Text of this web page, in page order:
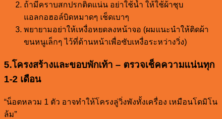
ถ้ามีคราบสกปรกติดแน่น อย่าใช้น้ำ ให้ใช้ผ้าชุบ
แอลกอฮอล์บิดหมาดๆ เช็ดเบาๆ
พยายามอย่าให้เหงื่อหยดลงหน้าจอ (ผมแนะนำให้ติดผ้า
ขนหนูเล็กๆ ไว้ที่ด้านหน้าเพื่อซับเหงื่อระหว่างวิ่ง)
5.โครงสร้างและขอบพักเท้า – ตรวจเช็คความแน่นทุก
1-2 เดือน
“น็อตหลวม 1 ตัว อาจทำให้โครงลู่วิ่งพังทั้งเครื่อง เหมือนโดมิโน
ล้ม”